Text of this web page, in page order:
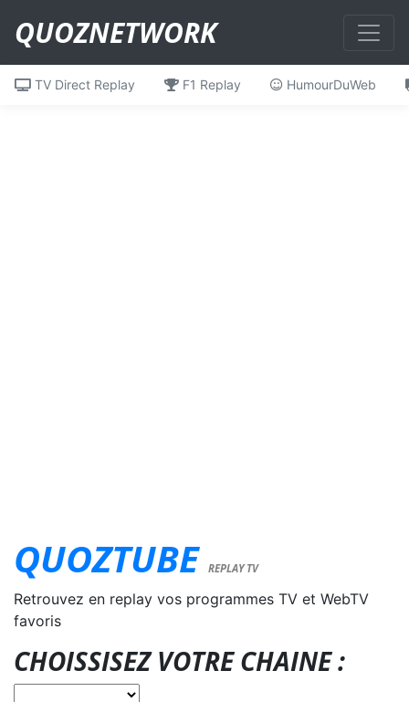
QUOZNETWORK
TV Direct Replay F1 Replay HumourDuWeb
QUOZTUBE REPLAY TV
Retrouvez en replay vos programmes TV et WebTV
favoris
CHOISSISEZ VOTRE CHAINE :